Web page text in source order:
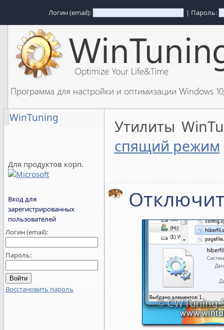
Логин (email): | Пароль:
Программа для настройки и оптимизации Windows
WinTuning
Для продуктов корп.
Вход для
зарегистрированных
пользователей
Логин (email):
Пароль:
Восстановить пароль
Утилиты
спящий режим